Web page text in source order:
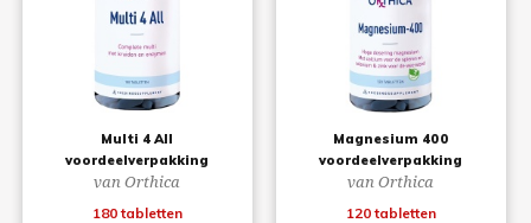
Multi 4 All
voordeelverpakking
van Orthica
180 tabletten
Magnesium 400
voordeelverpakking
van Orthica
120 tabletten